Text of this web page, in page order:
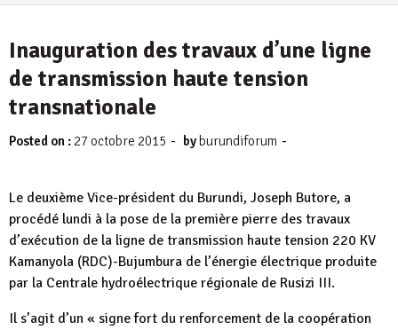
4 août 2026
Inauguration des travaux d’une ligne
de transmission haute tension
transnationale
Posted on : 27 octobre 2015 - by burundiforum -
Le deuxième Vice-président du Burundi, Joseph Butore, a
procédé lundi à la pose de la première pierre des travaux
d’exécution de la ligne de transmission haute tension 220 KV
Kamanyola (RDC)-Bujumbura de l’énergie électrique produite
par la Centrale hydroélectrique régionale de Rusizi III.
Il s’agit d’un « signe fort du renforcement de la coopération